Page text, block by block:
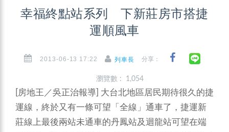
幸福終點站系列 下新莊房市搭捷
運順風車
2013-06-13 17:22 列車長 分享：
瀏覽數 : 1,054
[房地王／吳正治報導] 大台北地區居民期待很久的捷
運線，終於又有一條可望「全線」通車了，捷運新
莊線上最後兩站未通車的丹鳳站及迴龍站可望在端